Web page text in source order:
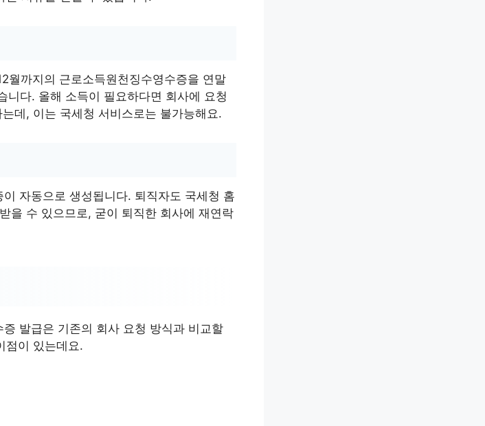
월까지의 근로소득원천징수영수증을 연말
니다. 올해 소득이 필요하다면 회사에 요청
데, 이는 국세청 서비스로는 불가능해요.
자동으로 생성됩니다. 퇴직자도 국세청 홈
을 수 있으므로, 굳이 퇴직한 회사에 재연락
발급은 기존의 회사 요청 방식과 비교할
점이 있는데요.